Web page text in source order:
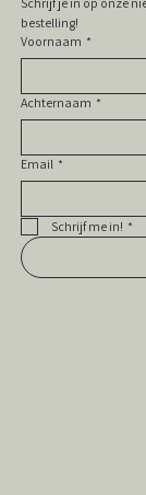
Voornaam *
Achternaam *
Email *
Schrijf me in! *